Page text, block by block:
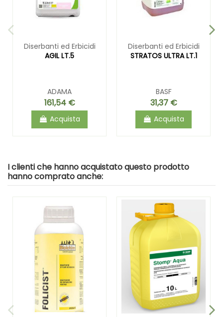
Diserbanti ed Erbicidi
AGIL LT.5
ADAMA
161,54 €
Acquista
Diserbanti ed Erbicidi
STRATOS ULTRA LT.1
BASF
31,37 €
Acquista
I clienti che hanno acquistato questo prodotto
hanno comprato anche: